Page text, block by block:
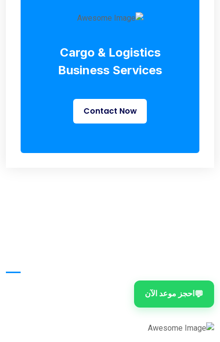
Cargo & Logistics
Business Services
Contact Now
💬احجز موعد الآن